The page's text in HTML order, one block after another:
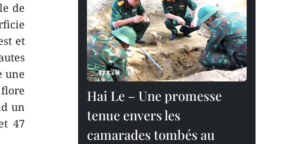
de
et
une
un
47
Hai Le – Une promesse
tenue envers les
camarades tombés au